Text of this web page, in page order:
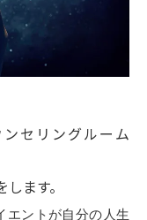
セリングルーム
ます。
エントが自分の人生